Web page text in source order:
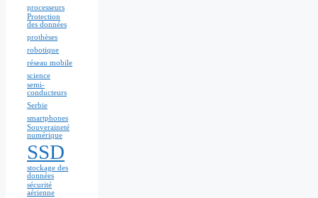
processeurs
Protection
des données
prothèses
robotique
réseau mobile
science
semi-
conducteurs
Serbie
smartphones
Souveraineté
numérique
SSD
stockage des
données
sécurité
aérienne